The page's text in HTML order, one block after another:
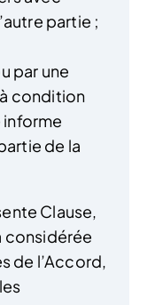
partie ;
par une
condition
de la
Clause,
considérée
de l’Accord,